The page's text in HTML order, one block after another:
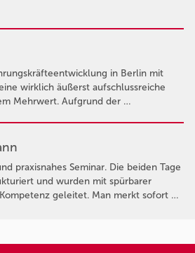
in Berlin mit
wirklich äußerst aufschlussreiche
Mehrwert. Aufgrund der …
praxisnahes Seminar. Die beiden Tage
und wurden mit spürbarer
geleitet. Man merkt sofort …